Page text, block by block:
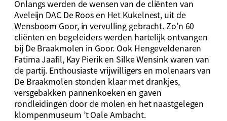
Onlangs werden de wensen van de cliënten van
Aveleijn DAC De Roos en Het Kukelnest, uit de
Wensboom Goor, in vervulling gebracht. Zo’n 60
cliënten en begeleiders werden hartelijk ontvangen
bij De Braakmolen in Goor. Ook Hengeveldenaren
Fatima Jaafil, Kay Pierik en Silke Wensink waren van
de partij. Enthousiaste vrijwilligers en molenaars van
De Braakmolen stonden klaar met drankjes,
versgebakken pannenkoeken en gaven
rondleidingen door de molen en het naastgelegen
klompenmuseum ’t Oale Ambacht.